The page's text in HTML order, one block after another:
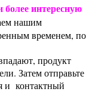
интересную
нашим
временем, по
продукт
Затем отправьте
и контактный